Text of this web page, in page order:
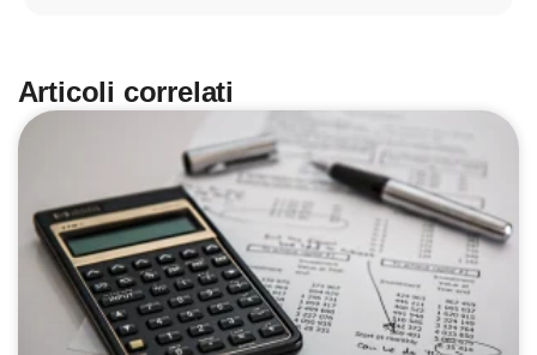
Articoli correlati